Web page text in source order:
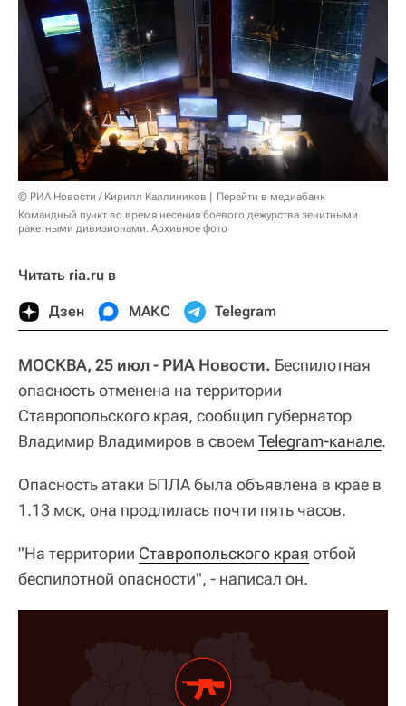
© РИА Новости / Кирилл Каллиников
Перейти в медиабанк
Командный пункт во время несения боевого дежурства зенитными
ракетными дивизионами. Архивное фото
Читать ria.ru в
Дзен МАКС Telegram
МОСКВА, 25 июл - РИА Новости. Беспилотная
опасность отменена на территории
Ставропольского края, сообщил губернатор
Владимир Владимиров в своем Telegram-канале.
Опасность атаки БПЛА была объявлена в крае в
1.13 мск, она продлилась почти пять часов.
"На территории Ставропольского края отбой
беспилотной опасности", - написал он.